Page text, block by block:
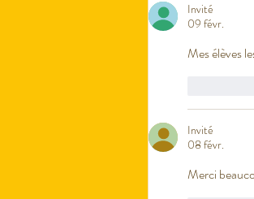
Invité
09 févr.
Mes élèves
Invité
08 févr.
Merci